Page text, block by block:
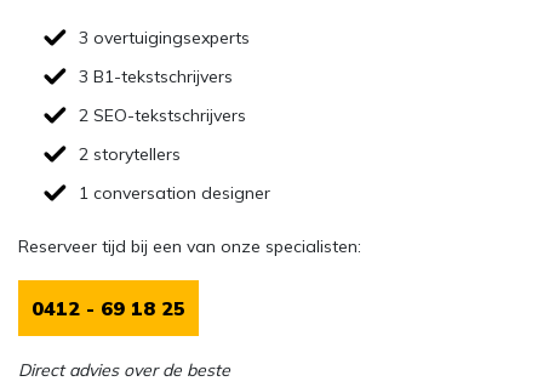
3 overtuigingsexperts
3 B1-tekstschrijvers
2 SEO-tekstschrijvers
2 storytellers
1 conversation designer
Reserveer tijd bij een van onze specialisten:
0412 - 69 18 25
Direct advies over de beste